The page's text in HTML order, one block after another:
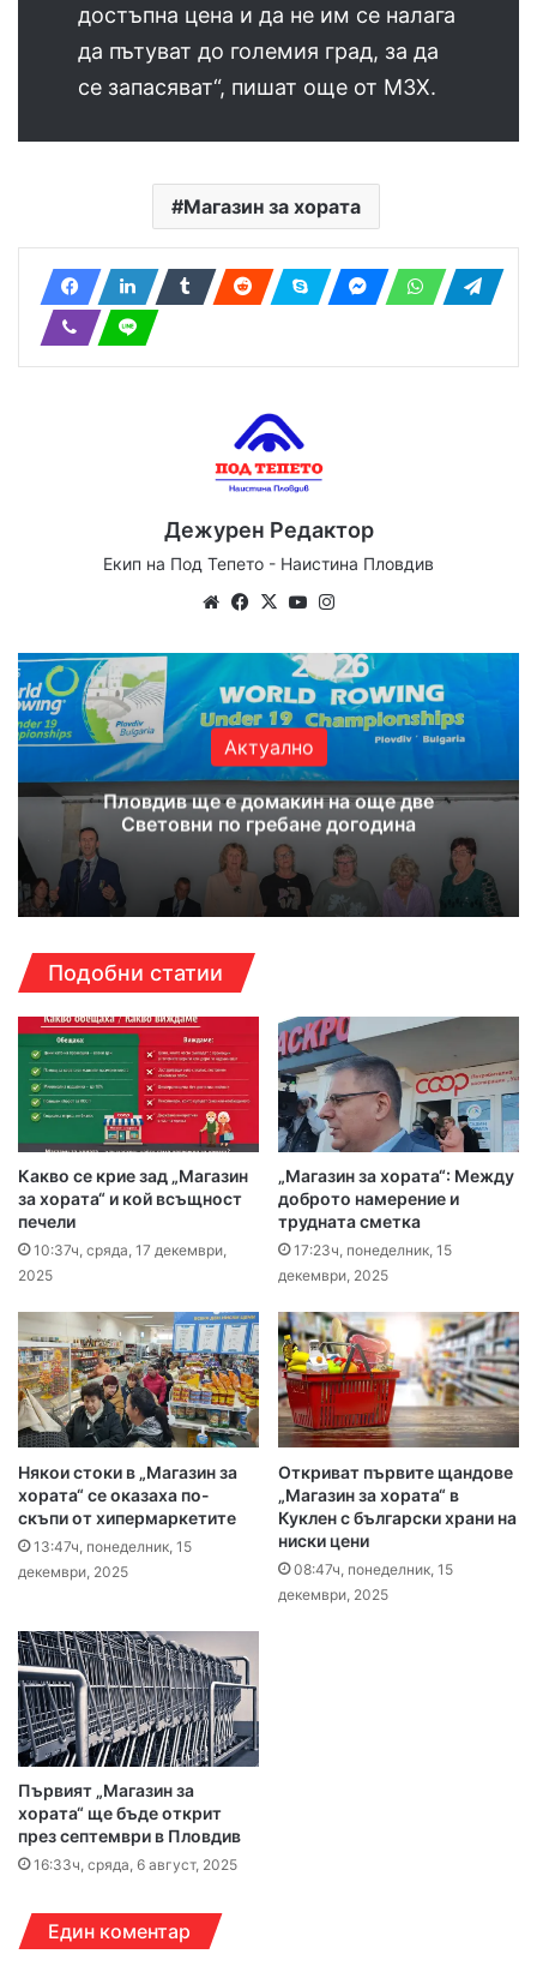
достъпна цена и да не им се налага
да пътуват до големия град, за да
се запасяват“, пишат още от МЗХ.
Магазин за хората
Дежурен Редактор
Екип на Под Тепето - Наистина Пловдив
WebsiteFacebook
X YouTube
Актуално
Пловдив ще е домакин на още две
Световни по гребане догодина
Подобни статии
Какво се крие зад „Магазин
за хората“ и кой всъщност
печели
10:37ч, сряда, 17 декември,
2025
„Магазин за хората“: Между
доброто намерение и
трудната сметка
17:23ч, понеделник, 15
декември, 2025
Някои стоки в „Магазин за
хората“ се оказаха по-
скъпи от хипермаркетите
13:47ч, понеделник, 15
декември, 2025
Откриват първите щандове
„Магазин за хората“ в
Куклен с български храни на
ниски цени
08:47ч, понеделник, 15
декември, 2025
Първият „Магазин за
хората“ ще бъде открит
през септември в Пловдив
16:33ч, сряда, 6 август, 2025
Един коментар